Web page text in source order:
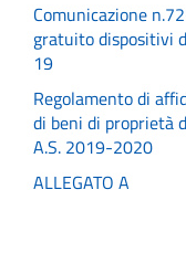
Comunicazione
gratuito dispositivi
19
Regolamento di
di beni di proprietà
A.S. 2019-2020
ALLEGATO A